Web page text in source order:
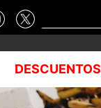
DESCUENTOS